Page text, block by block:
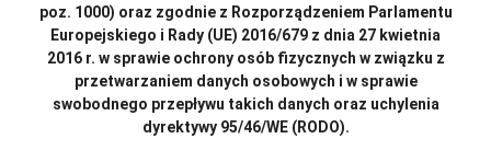
poz. 1000) oraz zgodnie z Rozporządzeniem Parlamentu
Europejskiego i Rady (UE) 2016/679 z dnia 27 kwietnia
2016 r. w sprawie ochrony osób fizycznych w związku z
przetwarzaniem danych osobowych i w sprawie
swobodnego przepływu takich danych oraz uchylenia
dyrektywy 95/46/WE (RODO).